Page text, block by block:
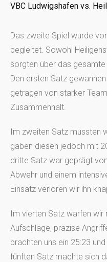
VBC Ludwigshafen vs.
Das zweite Spiel wurde
begleitet. Sowohl
sorgten über das
Den ersten Satz
getragen von starker
Zusammenhalt.
Im zweiten Satz mussten
gaben diesen jedoch mit
dritte Satz war geprägt
Abwehr und einem
Einsatz verloren wir ihn
Im vierten Satz warfen wir
Aufschläge, präzise
brachten uns ein 25:23
fünften Satz machte sich